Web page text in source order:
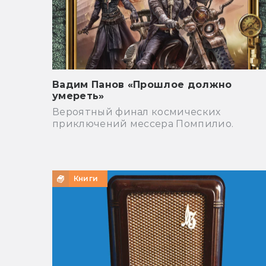
Вадим Панов «Прошлое должно
умереть»
Вероятный финал космических
приключений мессера Помпилио.
Книги